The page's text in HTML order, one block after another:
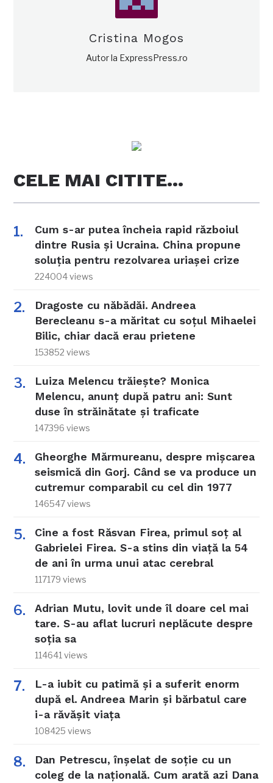
Cristina Mogos
Autor la ExpressPress.ro
CELE MAI CITITE…
Cum s-ar putea încheia rapid războiul
dintre Rusia și Ucraina. China propune
soluția pentru rezolvarea uriașei crize
224004 views
Dragoste cu năbădăi. Andreea
Berecleanu s-a măritat cu soțul Mihaelei
Bilic, chiar dacă erau prietene
153852 views
Luiza Melencu trăiește? Monica
Melencu, anunț după patru ani: Sunt
duse în străinătate și traficate
147396 views
Gheorghe Mărmureanu, despre mișcarea
seismică din Gorj. Când se va produce un
cutremur comparabil cu cel din 1977
146547 views
Cine a fost Răsvan Firea, primul soț al
Gabrielei Firea. S-a stins din viață la 54
de ani în urma unui atac cerebral
117179 views
Adrian Mutu, lovit unde îl doare cel mai
tare. S-au aflat lucruri neplăcute despre
soția sa
114641 views
L-a iubit cu patimă și a suferit enorm
după el. Andreea Marin și bărbatul care
i-a răvășit viața
108425 views
Dan Petrescu, înșelat de soție cu un
coleg de la națională. Cum arată azi Dana